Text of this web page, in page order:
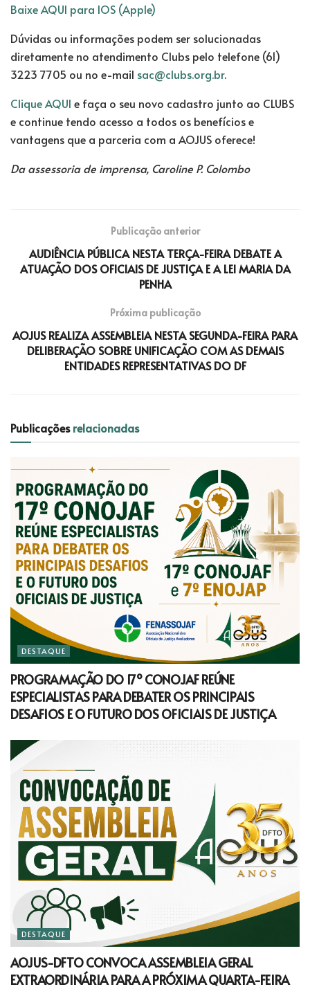
Baixe AQUI para IOS (Apple)
Dúvidas ou informações podem ser solucionadas
diretamente no atendimento Clubs pelo telefone (61)
3223 7705 ou no e-mail sac@clubs.org.br.
Clique AQUI e faça o seu novo cadastro junto ao CLUBS
e continue tendo acesso a todos os benefícios e
vantagens que a parceria com a AOJUS oferece!
Da assessoria de imprensa, Caroline P. Colombo
Publicação anterior
AUDIÊNCIA PÚBLICA NESTA TERÇA-FEIRA DEBATE A
ATUAÇÃO DOS OFICIAIS DE JUSTIÇA E A LEI MARIA DA
PENHA
Próxima publicação
AOJUS REALIZA ASSEMBLEIA NESTA SEGUNDA-FEIRA PARA
DELIBERAÇÃO SOBRE UNIFICAÇÃO COM AS DEMAIS
ENTIDADES REPRESENTATIVAS DO DF
Publicaçõesrelacionadas
DESTAQUE
PROGRAMAÇÃO DO 17º CONOJAF REÚNE
ESPECIALISTAS PARA DEBATER OS PRINCIPAIS
DESAFIOS E O FUTURO DOS OFICIAIS DE JUSTIÇA
DESTAQUE
AOJUS-DFTO CONVOCA ASSEMBLEIA GERAL
EXTRAORDINÁRIA PARA A PRÓXIMA QUARTA-FEIRA